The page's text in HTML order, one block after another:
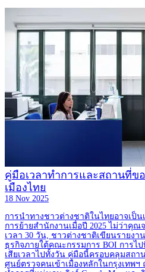
คู่มือเวลาทำการและสถานที่ข
เมืองไทย
18 Nov 2025
การนำทางชาวต่างชาติในไทยอาจเป็น
การย้ายสำนักงานเมื่อปี 2025 ไม่ว่าคุณ
เวลา 30 วัน, ชาวต่างชาติเขียนรายง
ธุรกิจภายใต้คณะกรรมการ BOI การ
เสียเวลาไปทั้งวัน คู่มือนี้ครอบคลุมสถ
ศูนย์ตรวจคนเข้าเมืองหลักในกรุงเทพฯ